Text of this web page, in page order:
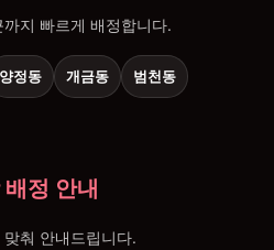
지 빠르게 배정합니다.
양정동 개금동 범천동
배정 안내
춰 안내드립니다.